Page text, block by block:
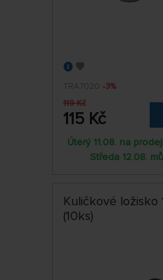
TRA7020
-3%
119 Kč
115 Kč
Úterý 11.08. na
Středa 12.08.
Kuličkové ložisko
(10ks)